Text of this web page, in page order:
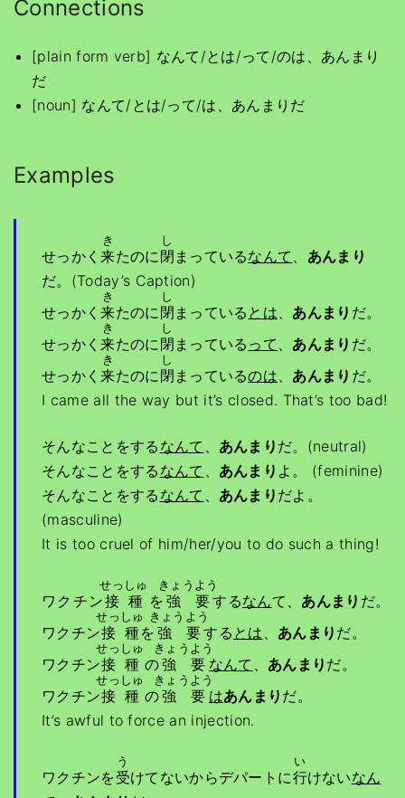
Connections
[plain form verb] なんて/とは/って/のは、あんまり
だ
[noun] なんて/とは/って/は、あんまりだ
Examples
せっかく来
き
たのに閉
し
まっているなんて 、 あんまり
だ。(Today’s Caption)
せっかく来
き
たのに閉
し
まっている とは、 あんまり だ。
せっかく来
き
たのに閉
し
まっている って 、 あんまり だ。
せっかく来
き
たのに閉
し
まっているのは、 あんまり だ。
I came all the way but it’s closed. That’s too bad!
そんなことをする なんて 、 あんまり だ。(neutral)
そんなことをする なんて 、 あんまり よ。 (feminine)
そんなことをする なんて 、 あんまり だよ。
(masculine)
It is too cruel of him/her/you to do such a thing!
ワクチン接種
せっしゅ
を 強要
きょうよう
するなんて、 あんまり だ。
ワクチン接種
せっしゅ
を 強要
きょうよう
する とは 、 あんまり だ。
ワクチン接種
せっしゅ
の強要
きょうよう
なんて 、 あんまり だ。
ワクチン接種
せっしゅ
の強要
きょうよう
はあんまり だ。
It’s awful to force an injection.
ワクチンを受
う
けてないからデパートに行
い
けないなん